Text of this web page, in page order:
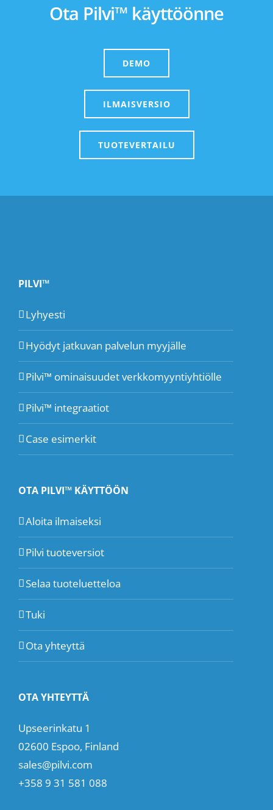
Ota Pilvi™ käyttöönne
DEMO
ILMAISVERSIO
TUOTEVERTAILU
PILVI™
Lyhyesti
Hyödyt jatkuvan palvelun myyjälle
Pilvi™ ominaisuudet verkkomyyntiyhtiölle
Pilvi™ integraatiot
Case esimerkit
OTA PILVI™ KÄYTTÖÖN
Aloita ilmaiseksi
Pilvi tuoteversiot
Selaa tuoteluetteloa
Tuki
Ota yhteyttä
OTA YHTEYTTÄ
Upseerinkatu 1
02600 Espoo, Finland
sales@pilvi.com
+358 9 31 581 088